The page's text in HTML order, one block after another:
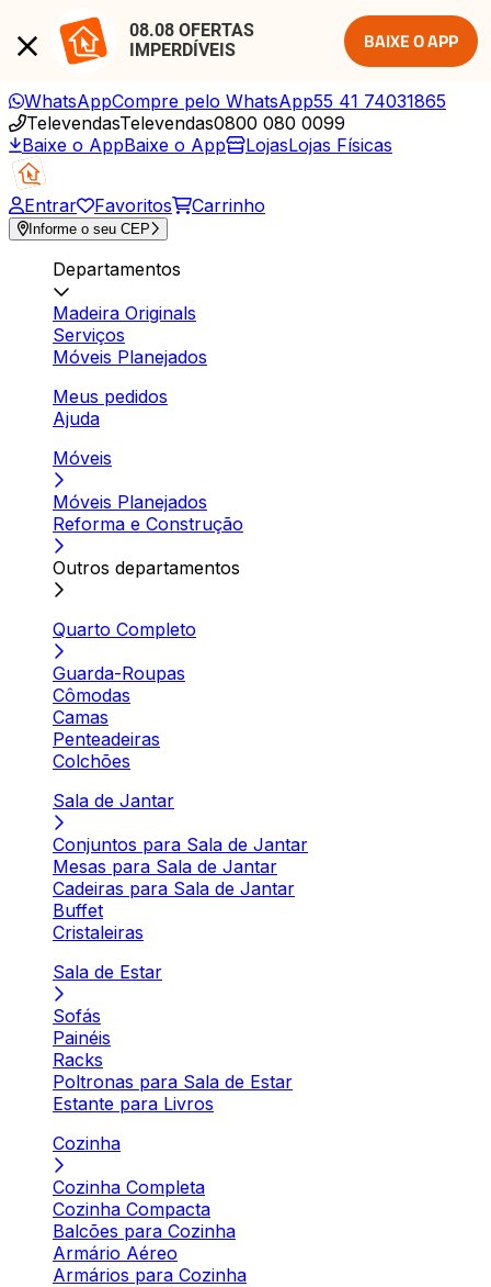
08.08 OFERTAS
IMPERDÍVEIS
BAIXE O APP
WhatsAppCompre pelo WhatsApp55 41 74031865
TelevendasTelevendas0800 080 0099
Baixe o AppBaixe o App LojasLojas Físicas
Entrar Favoritos Carrinho
Informe o seu CEP
Departamentos
Madeira Originals
Serviços
Móveis Planejados
Meus pedidos
Ajuda
Móveis
Móveis Planejados
Reforma e Construção
Outros departamentos
Quarto Completo
Guarda-Roupas
Cômodas
Camas
Penteadeiras
Colchões
Sala de Jantar
Conjuntos para Sala de Jantar
Mesas para Sala de Jantar
Cadeiras para Sala de Jantar
Buffet
Cristaleiras
Sala de Estar
Sofás
Painéis
Racks
Poltronas para Sala de Estar
Estante para Livros
Cozinha
Cozinha Completa
Cozinha Compacta
Balcões para Cozinha
Armário Aéreo
Armários para Cozinha